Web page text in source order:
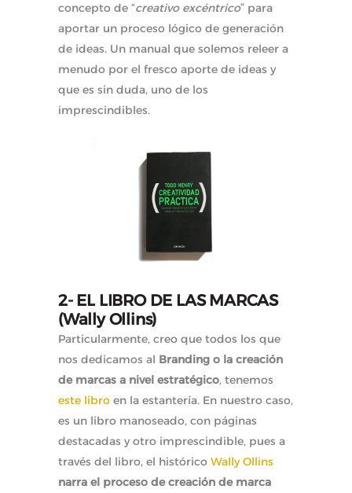
concepto de “creativo excéntrico” para
aportar un proceso lógico de generación
de ideas. Un manual que solemos releer a
menudo por el fresco aporte de ideas y
que es sin duda, uno de los
imprescindibles.
2- EL LIBRO DE LAS MARCAS
(Wally Ollins)
Particularmente, creo que todos los que
nos dedicamos al Branding o la creación
de marcas a nivel estratégico, tenemos
este libro en la estantería. En nuestro caso,
es un libro manoseado, con páginas
destacadas y otro imprescindible, pues a
través del libro, el histórico Wally Ollins
narra el proceso de creación de marca